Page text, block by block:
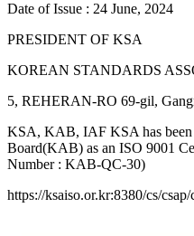
Date of Issue : 24 June, 2024
PRESIDENT OF KSA
KOREAN STANDARDS
5, REHERAN-RO 69-gil,
KSA, KAB, IAF KSA has been
Board(KAB) as an ISO 9001
Number : KAB-QC-30)
https://ksaiso.or.kr:8380/cs/